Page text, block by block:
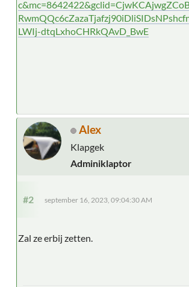
LWIj-dtqLxhoCHRkQAvD_BwE
Alex
Klapgek
Adminiklaptor
#2 september 16, 2023, 09:04:30 AM
Zal ze erbij zetten.